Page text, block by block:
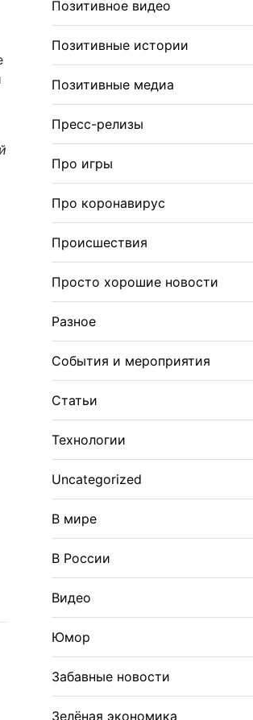
Позитивное видео
Позитивные истории
Позитивные медиа
Пресс-релизы
Про игры
Про коронавирус
Происшествия
Просто хорошие новости
Разное
События и мероприятия
Статьи
Технологии
Uncategorized
В мире
В России
Видео
Юмор
Забавные новости
Зелёная экономика